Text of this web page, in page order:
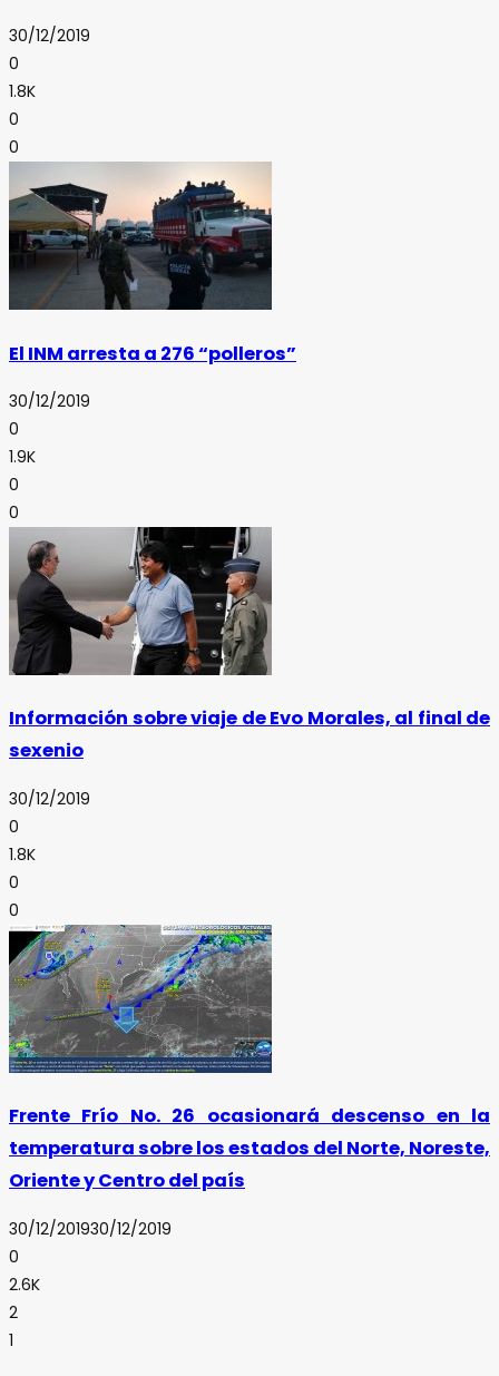
30/12/2019
0
1.8K
0
0
El INM arresta a 276 “polleros”
30/12/2019
0
1.9K
0
0
Información sobre viaje de Evo Morales, al final de
sexenio
30/12/2019
0
1.8K
0
0
Frente Frío No. 26 ocasionará descenso en la
temperatura sobre los estados del Norte, Noreste,
Oriente y Centro del país
30/12/201930/12/2019
0
2.6K
2
1